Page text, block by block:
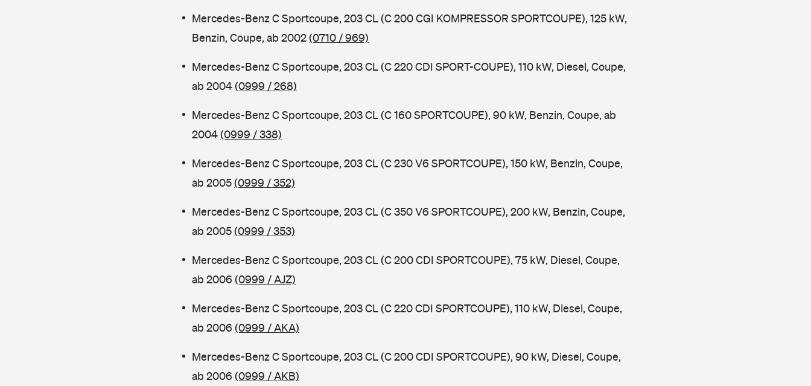
Mercedes-Benz C Sportcoupe, 203 CL (C 200 CGI KOMPRESSOR SPORTCOUPE), 125 kW,
Benzin, Coupe, ab 2002(0710 / 969)
Mercedes-Benz C Sportcoupe, 203 CL (C 220 CDI SPORT-COUPE), 110 kW, Diesel, Coupe,
ab 2004(0999 / 268)
Mercedes-Benz C Sportcoupe, 203 CL (C 160 SPORTCOUPE), 90 kW, Benzin, Coupe, ab
2004(0999 / 338)
Mercedes-Benz C Sportcoupe, 203 CL (C 230 V6 SPORTCOUPE), 150 kW, Benzin, Coupe,
ab 2005(0999 / 352)
Mercedes-Benz C Sportcoupe, 203 CL (C 350 V6 SPORTCOUPE), 200 kW, Benzin, Coupe,
ab 2005(0999 / 353)
Mercedes-Benz C Sportcoupe, 203 CL (C 200 CDI SPORTCOUPE), 75 kW, Diesel, Coupe,
ab 2006 (0999 / AJZ)
Mercedes-Benz C Sportcoupe, 203 CL (C 220 CDI SPORTCOUPE), 110 kW, Diesel, Coupe,
ab 2006 (0999 / AKA)
Mercedes-Benz C Sportcoupe, 203 CL (C 200 CDI SPORTCOUPE), 90 kW, Diesel, Coupe,
ab 2006 (0999 / AKB)